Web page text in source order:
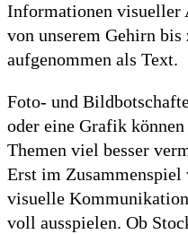
Informationen visueller
von unserem Gehirn
aufgenommen als Text.
Foto- und
oder eine Grafik
Themen viel besser
Erst im
visuelle
voll ausspielen. Ob